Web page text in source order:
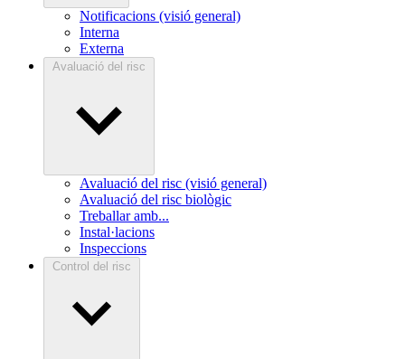
Notificacions (visió general)
Interna
Externa
Avaluació del risc
Avaluació del risc (visió general)
Avaluació del risc biològic
Treballar amb...
Instal·lacions
Inspeccions
Control del risc